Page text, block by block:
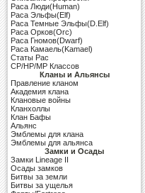
Раса Люди(Human)
Раса Эльфы(Elf)
Раса Темные Эльфы(D.Elf)
Раса Орков(Orc)
Раса Гномов(Dwarf)
Раса Камаель(Kamael)
Cтаты Рас
CP/HP/MP Классов
Кланы и Альянсы
Правление кланом
Академия клана
Клановые войны
Кланхоллы
Клан Бафы
Альянс
Эмблемы для клана
Эмблемы для альянса
Замки и Осады
Замки Lineage II
Осады замков
Битвы за земли
Битвы за ущелья